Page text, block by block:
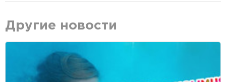
Другие новости